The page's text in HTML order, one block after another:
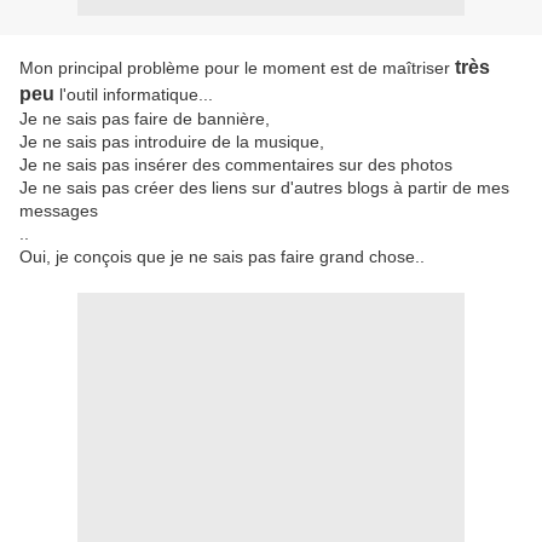
Mon principal problème pour le moment est de maîtriser très
peu l'outil informatique...
Je ne sais pas faire de bannière,
Je ne sais pas introduire de la musique,
Je ne sais pas insérer des commentaires sur des photos
Je ne sais pas créer des liens sur d'autres blogs à partir de mes
messages
Oui, je conçois que je ne sais pas faire grand chose..